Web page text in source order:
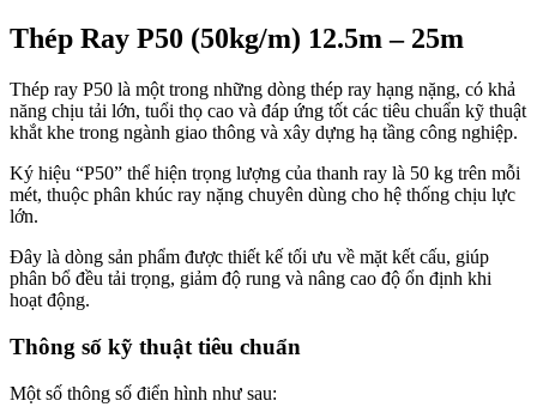
Thép Ray P50 (50kg/m) 12.5m – 25m
Thép ray P50 là một trong những dòng thép ray hạng nặng, có khả
năng chịu tải lớn, tuổi thọ cao và đáp ứng tốt các tiêu chuẩn kỹ thuật
khắt khe trong ngành giao thông và xây dựng hạ tầng công nghiệp.
Ký hiệu “P50” thể hiện trọng lượng của thanh ray là 50 kg trên mỗi
mét, thuộc phân khúc ray nặng chuyên dùng cho hệ thống chịu lực
lớn.
Đây là dòng sản phẩm được thiết kế tối ưu về mặt kết cấu, giúp
phân bổ đều tải trọng, giảm độ rung và nâng cao độ ổn định khi
hoạt động.
Thông số kỹ thuật tiêu chuẩn
Một số thông số điển hình như sau: